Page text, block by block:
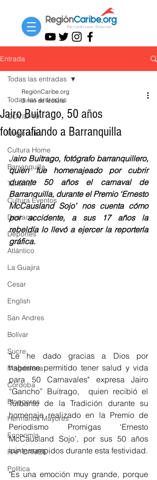
Entrada
Todas las entradas
COVID-19
Regionales
Cultura Home
Barranquilla
Turismo
Cultura Eventos
Destacar
Deportes
Atlántico
La Guajira
Cesar
English
San Andres
Bolívar
Sucre
Magdalena
Córdoba
Bloggeros
Hermanos Mayores
Economía
RAP CARIBE
Política
Todas las entradas
Jairo Buitrago, 50 años
fotografiando a Barranquilla
RegiónCaribe.org
3 min de lectura
Jairo Buitrago, fotógrafo barranquillero,
quien fue homenajeado por cubrir
durante 50 años el carnaval de
Barranquilla, durante el Premio ‘Ernesto
McCausland Sojo’ nos cuenta cómo
por accidente, a sus 17 años la
rebeldía lo llevó a ejercer la reportería
gráfica.
"Le he dado gracias a Dios por
haberme permitido tener salud y vida
para 50 Carnavales" expresa Jairo
“Gancho” Buitrago,  quien recibió el
Turbante de la Tradición durante su
homenaje realizado en la Premio de
Periodismo Promigas ‘Ernesto
McCausland Sojo’, por sus 50 años
ininterrumpidos durante esta festividad.
"Es una emoción muy grande, porque